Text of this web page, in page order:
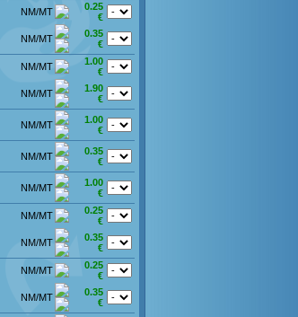
NM/MT
0.25
€
NM/MT
0.35
€
NM/MT
1.00
€
NM/MT
1.90
€
NM/MT
1.00
€
NM/MT
0.35
€
NM/MT
1.00
€
NM/MT
0.25
€
NM/MT
0.35
€
NM/MT
0.25
€
NM/MT
0.35
€